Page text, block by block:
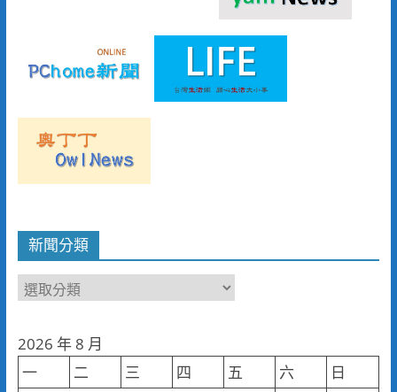
新聞分類
新
類
2026 年 8 月
一
二 三 四 五 六
日